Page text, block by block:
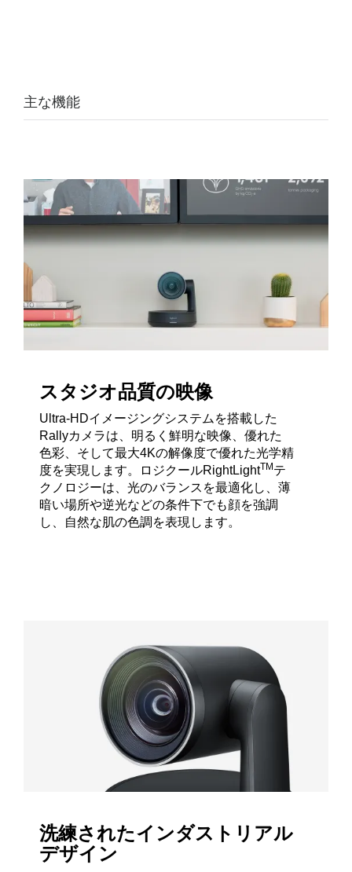
主な機能
スタジオ品質の映像
Ultra-HDイメージングシステムを搭載した
Rallyカメラは、明るく鮮明な映像、優れた
色彩、そして最大4Kの解像度で優れた光学精
度を実現します。ロジクールRightLightTM テ
クノロジーは、光のバランスを最適化し、薄
暗い場所や逆光などの条件下でも顔を強調
し、自然な肌の色調を表現します。
洗練されたインダストリアル
デザイン